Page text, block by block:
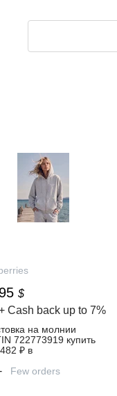
$
Cash back up to 7%
на молнии
722773919 купить
₽ в
Few orders